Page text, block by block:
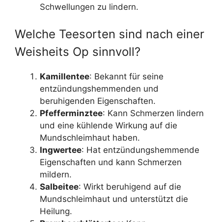
Schwellungen zu lindern.
Welche Teesorten sind nach einer
Weisheits Op sinnvoll?
Kamillentee: Bekannt für seine
entzündungshemmenden und
beruhigenden Eigenschaften.
Pfefferminztee: Kann Schmerzen lindern
und eine kühlende Wirkung auf die
Mundschleimhaut haben.
Ingwertee: Hat entzündungshemmende
Eigenschaften und kann Schmerzen
mildern.
Salbeitee: Wirkt beruhigend auf die
Mundschleimhaut und unterstützt die
Heilung.